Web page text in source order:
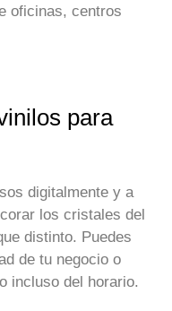
oficinas, centros
para
digitalmente y a
los cristales del
distinto. Puedes
de tu negocio o
incluso del horario.